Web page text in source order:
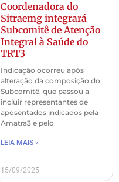
Coordenadora do
Sitraemg integrará
Subcomitê de Atenção
Integral à Saúde do
TRT3
Indicação ocorreu após
alteração da composição do
Subcomitê, que passou a
incluir representantes de
aposentados indicados pela
Amatra3 e pelo
LEIA MAIS »
15/09/2025